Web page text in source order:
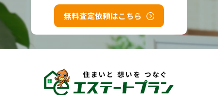
無料査定依頼はこちら